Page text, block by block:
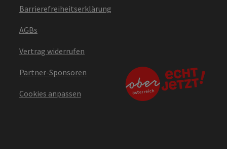
Barrierefreiheitserklärung
AGBs
Vertrag widerrufen
Partner-Sponsoren
Cookies anpassen